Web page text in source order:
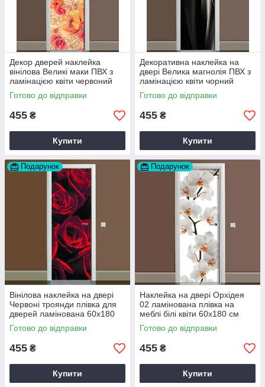
Декор дверей наклейка
вінілова Великі маки ПВХ з
ламінацією квіти червоний
60х180 см Happy Pocket
Z183476
Готово до відправки
455 ₴
Купити
Декоративна наклейка на
двері Велика магнолія ПВХ з
ламінацією квіти чорний
60х180 см Happy Pocket
Z184225
Готово до відправки
455 ₴
Купити
Подарунок
Вінілова наклейка на двері
Червоні троянди плівка для
дверей ламінована 60х180
см Happy Pocket Z180082
Готово до відправки
455 ₴
Купити
Подарунок
Наклейка на двері Орхідея
02 ламінована плівка на
меблі білі квіти 60х180 см
Happy Pocket Z180204
Готово до відправки
455 ₴
Купити